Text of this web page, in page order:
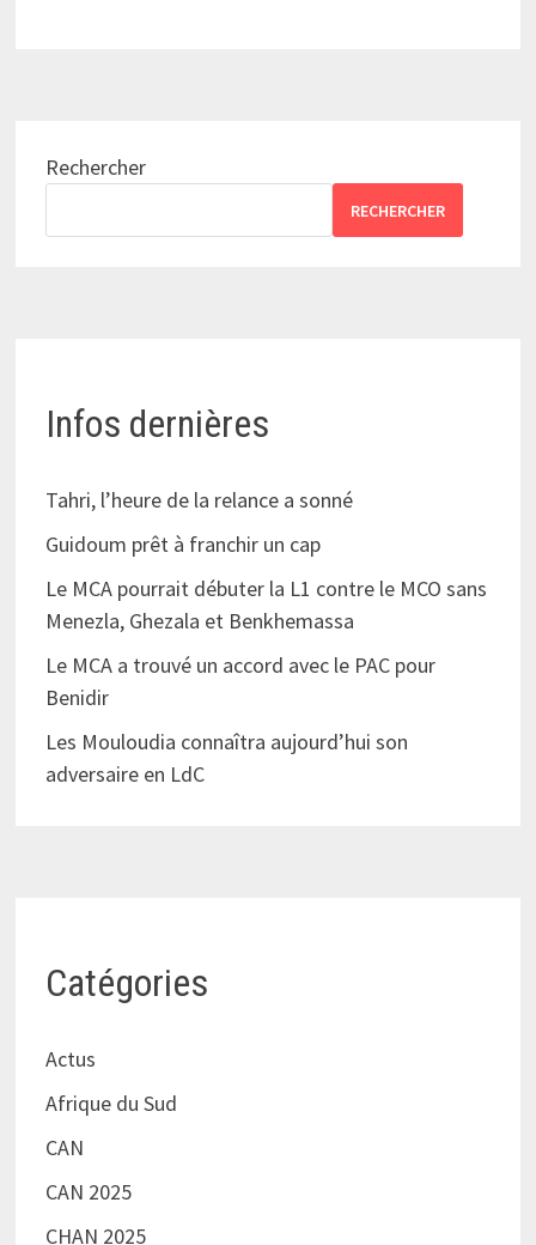
Rechercher
RECHERCHER
Infos dernières
Tahri, l’heure de la relance a sonné
Guidoum prêt à franchir un cap
Le MCA pourrait débuter la L1 contre le MCO sans
Menezla, Ghezala et Benkhemassa
Le MCA a trouvé un accord avec le PAC pour
Benidir
Les Mouloudia connaîtra aujourd’hui son
adversaire en LdC
Catégories
Actus
Afrique du Sud
CAN
CAN 2025
CHAN 2025